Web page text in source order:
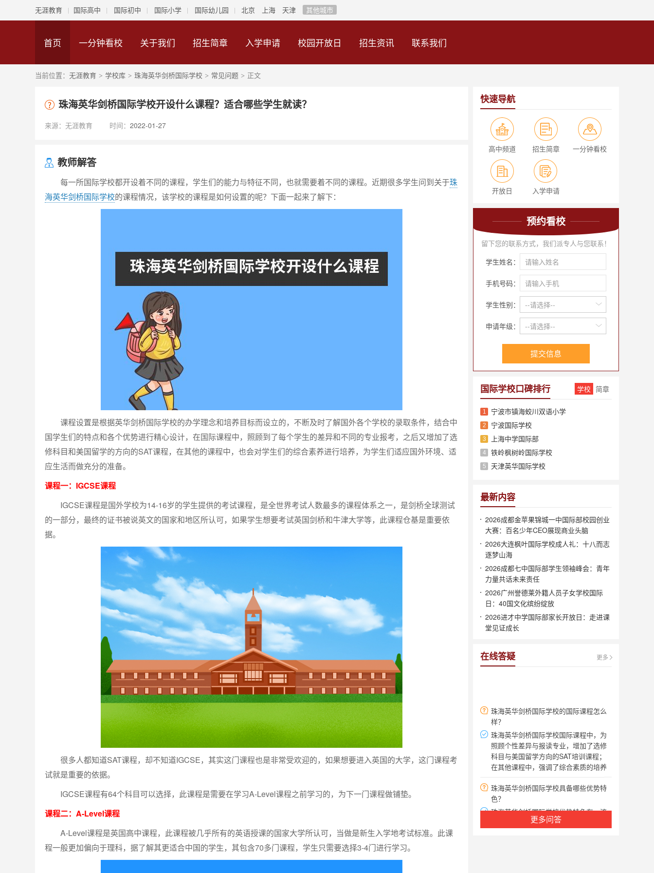
无涯教育 国际高中 国际初中 国际小学 国际幼儿园 北京 上海 天津 其他城市
首页 一分钟看校 关于我们 招生简章 入学申请 校园开放日 招生资讯 联系我们
当前位置： 无涯教育 > 学校库 > 珠海英华剑桥国际学校 > 常见问题 > 正文
珠海英华剑桥国际学校开设什么课程？适合哪些学生就读？
来源： 无涯教育 时间： 2022-01-27
教师解答
每一所国际学校都开设着不同的课程，学生们的能力与特征不同，也就需要着不同的课程。近期很多学生问到关于珠
海英华剑桥国际学校的课程情况，该学校的课程是如何设置的呢？下面一起来了解下：
课程设置是根据英华剑桥国际学校的办学理念和培养目标而设立的，不断及时了解国外各个学校的录取条件，结合中
国学生们的特点和各个优势进行精心设计，在国际课程中，照顾到了每个学生的差异和不同的专业报考，之后又增加了选
修科目和美国留学的方向的SAT课程，在其他的课程中，也会对学生们的综合素养进行培养，为学生们适应国外环境、适
应生活而做充分的准备。
课程一：IGCSE课程
IGCSE课程是国外学校为14-16岁的学生提供的考试课程，是全世界考试人数最多的课程体系之一，是剑桥全球测试
的一部分，最终的证书被说英文的国家和地区所认可，如果学生想要考试英国剑桥和牛津大学等，此课程仓基是重要依
据。
很多人都知道SAT课程，却不知道IGCSE，其实这门课程也是非常受欢迎的，如果想要进入英国的大学，这门课程考
试就是重要的依据。
IGCSE课程有64个科目可以选择，此课程是需要在学习A-Level课程之前学习的，为下一门课程做铺垫。
课程二：A-Level课程
A-Level课程是英国高中课程，此课程被几乎所有的英语授课的国家大学所认可，当做是新生入学地考试标准。此课
程一般更加偏向于理科，据了解其更适合中国的学生，其包含70多门课程，学生只需要选择3-4门进行学习。
快速导航
高中频道 招生简章 一分钟看校
开放日 入学申请
预约看校
留下您的联系方式，我们派专人与您联系！
学生姓名：
手机号码：
学生性别： --请选择--
申请年级： --请选择--
提交信息
学校 简章
国际学校口碑排行
1 宁波市镇海蛟川双语小学
2 宁波国际学校
3 上海中学国际部
4 铁岭枫树岭国际学校
5 天津英华国际学校
最新内容
2026成都金苹果锦城一中国际部校园创业
大赛：百名少年CEO展现商业头脑
2026大连枫叶国际学校成人礼：十八而志
逐梦山海
2026成都七中国际部学生领袖峰会：青年
力量共话未来责任
2026广州誉德莱外籍人员子女学校国际
日：40国文化缤纷绽放
2026进才中学国际部家长开放日：走进课
堂见证成长
在线答疑 更多
珠海英华剑桥国际学校国际课程中，为
照顾个性差异与报读专业，增加了选修
科目与美国留学方向的SAT培训课程；
在其他课程中，强调了综合素质的培养
与为适应国外学习、生活、社交的准备
课程。
珠海英华剑桥国际学校具备哪些优势特
珠海英华剑桥国际学校优势特色有一流
的管理和师资团队、合理的课程设置、
注重个性化教育、签订入读世界名校承
更多问答